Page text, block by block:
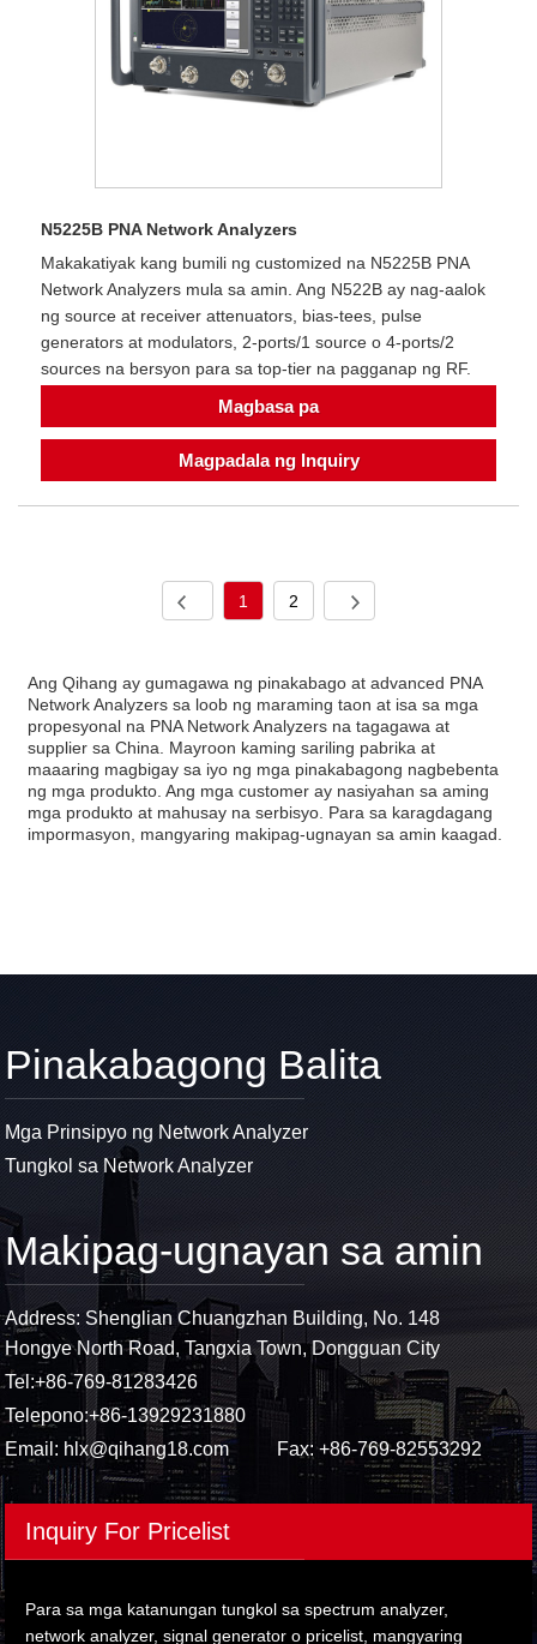
N5225B PNA Network Analyzers
Makakatiyak kang bumili ng customized na N5225B PNA
Network Analyzers mula sa amin. Ang N522B ay nag-aalok
ng source at receiver attenuators, bias-tees, pulse
generators at modulators, 2-ports/1 source o 4-ports/2
sources na bersyon para sa top-tier na pagganap ng RF.
Magbasa pa
Magpadala ng Inquiry
1 2
Ang Qihang ay gumagawa ng pinakabago at advanced PNA
Network Analyzers sa loob ng maraming taon at isa sa mga
propesyonal na PNA Network Analyzers na tagagawa at
supplier sa China. Mayroon kaming sariling pabrika at
maaaring magbigay sa iyo ng mga pinakabagong nagbebenta
ng mga produkto. Ang mga customer ay nasiyahan sa aming
mga produkto at mahusay na serbisyo. Para sa karagdagang
impormasyon, mangyaring makipag-ugnayan sa amin kaagad.
Pinakabagong Balita
Mga Prinsipyo ng Network Analyzer
Tungkol sa Network Analyzer
Makipag-ugnayan sa amin
Address: Shenglian Chuangzhan Building, No. 148
Hongye North Road, Tangxia Town, Dongguan City
Tel:+86-769-81283426
Telepono:+86-13929231880
Email: hlx@qihang18.com Fax: +86-769-82553292
Inquiry For Pricelist
Para sa mga katanungan tungkol sa spectrum analyzer,
network analyzer, signal generator o pricelist, mangyaring